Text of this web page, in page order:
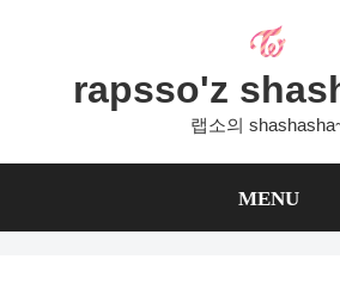
rapsso'z
랩소의
MENU